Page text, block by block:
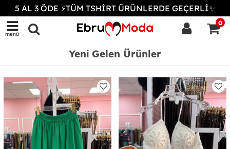
5 AL 3 ÖDE ⚡TÜM TSHİRT ÜRÜNLERDE GEÇERLİ✨
menü
0
Yeni Gelen Ürünler